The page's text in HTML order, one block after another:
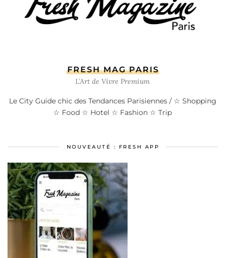
FRESH MAG PARIS
L’Art de Vivre Premium
Le City Guide chic des Tendances Parisiennes / ☆ Shopping
☆ Food ☆ Hotel ☆ Fashion ☆ Trip
NOUVEAUTÉ : FRESH APP